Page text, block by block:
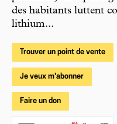
des habitants luttent
lithium...
Trouver un point de vente
Je veux m'abonner
Faire un don